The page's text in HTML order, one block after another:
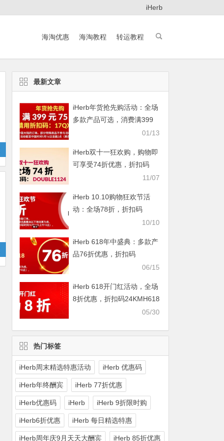
iHerb
海淘优惠 海淘教程 转运教程
最新文章
iHerb年货抢先购活动：全场
多款产品可选，消费满399
01/13
iHerb双十一狂欢购，购物即
可享受74折优惠，折扣码
11/07
iHerb 10.10购物狂欢节活
动：全场78折，折扣码
10/10
iHerb 618年中盛典：多款产
品76折优惠，折扣码
06/15
iHerb 618开门红活动，全场
8折优惠，折扣码24KMH618
05/30
热门标签
iHerb周末精选特惠活动 iHerb 优惠码
iHerb年终酬宾 iHerb 77折优惠
iHerb优惠码 iHerb iHerb 9折限时购
iHerb6折优惠 iHerb 每日精选特惠
iHerb周年庆9月天天大酬宾 iHerb 85折优惠